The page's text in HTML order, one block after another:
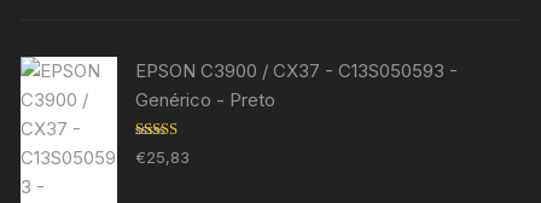
EPSON C3900 / CX37 - C13S050593 -
Genérico - Preto
Avaliação
5.00de 5
€25,83